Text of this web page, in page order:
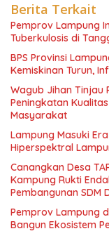
Berita Terkait
Pemprov Lampung
Tuberkulosis di
BPS Provinsi
Kemiskinan Turun,
Wagub Jihan Tinjau
Peningkatan
Masyarakat
Lampung Masuki
Hiperspektral
Canangkan Desa
Kampung Rukti
Pembangunan SDM
Pemprov Lampung
Bangun Ekosistem